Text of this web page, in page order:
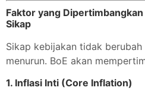
Faktor yang
Sikap
Sikap kebijakan tidak
menurun. BoE akan
1. Inflasi Inti (Core Inflation)